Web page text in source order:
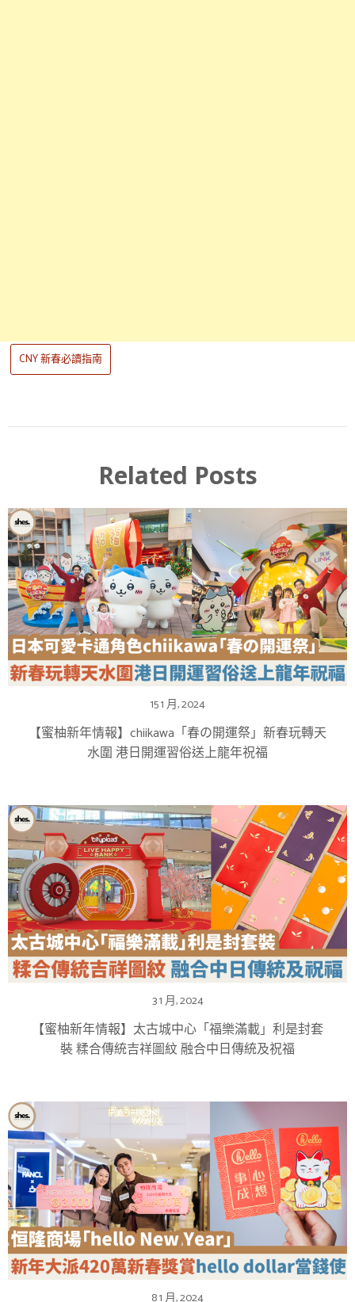
CNY 新春必讀指南
Related Posts
15 1 月, 2024
【蜜柚新年情報】chiikawa「春の開運祭」新春玩轉天
水圍 港日開運習俗送上龍年祝福
3 1 月, 2024
【蜜柚新年情報】太古城中心「福樂滿載」利是封套
裝 糅合傳統吉祥圖紋 融合中日傳統及祝福
8 1 月, 2024